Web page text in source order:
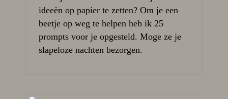
ideeën op papier te zetten? Om je een
beetje op weg te helpen heb ik 25
prompts voor je opgesteld. Moge ze je
slapeloze nachten bezorgen.